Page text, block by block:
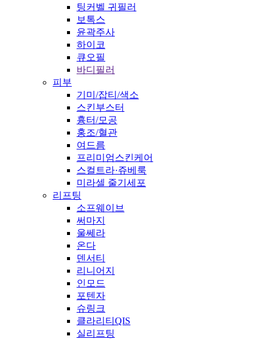
팅커벨 귀필러
보톡스
윤곽주사
하이코
큐오필
바디필러
피부
기미/잡티/색소
스킨부스터
흉터/모공
홍조/혈관
여드름
프리미엄스킨케어
스컬트라·쥬베룩
미라셀 줄기세포
리프팅
소프웨이브
써마지
울쎄라
온다
덴서티
리니어지
인모드
포텐자
슈링크
클라리티QIS
실리프팅